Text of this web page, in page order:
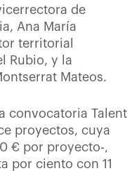
de
Ana María
territorial
Rubio, y la
Mateos.
convocatoria Talent
proyectos, cuya
€ por proyecto-,
por ciento con 11